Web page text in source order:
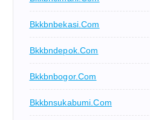
Bkkbnbekasi.com
Bkkbndepok.com
Bkkbnbogor.com
Bkkbnsukabumi.com